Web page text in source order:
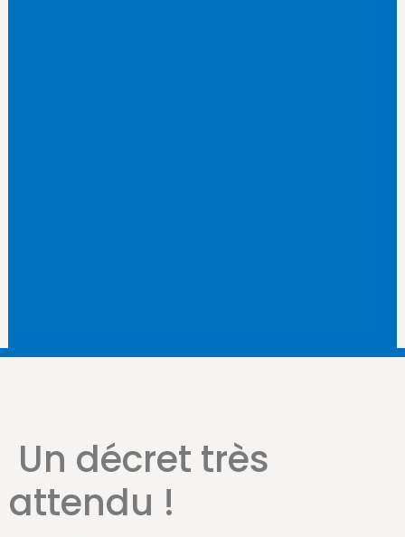
Un décret très
attendu !